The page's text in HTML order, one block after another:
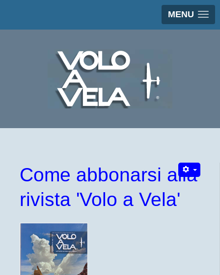
MENU
Come abbonarsi alla
rivista 'Volo a Vela'